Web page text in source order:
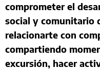
comprometer el
social y comunitario
relacionarte con
compartiendo
excursión, hacer